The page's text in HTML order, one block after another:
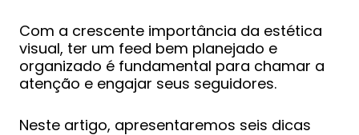
Com a crescente importância da estética
visual, ter um feed bem planejado e
organizado é fundamental para chamar a
atenção e engajar seus seguidores.
Neste artigo, apresentaremos seis dicas